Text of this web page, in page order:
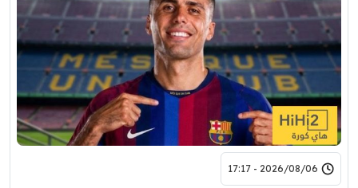
2026/08/06 - 17:17